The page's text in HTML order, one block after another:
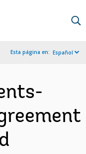
Esta página en: Español